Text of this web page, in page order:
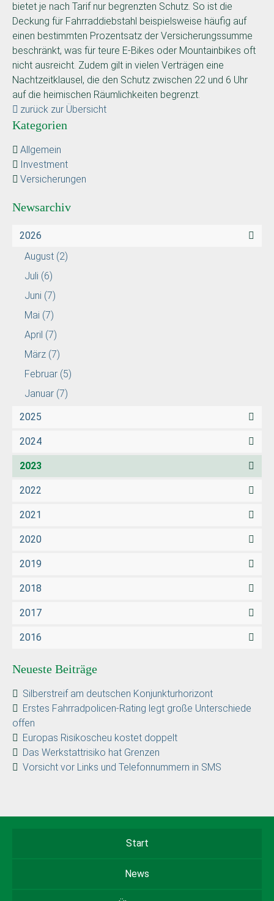
bietet je nach Tarif nur begrenzten Schutz. So ist die
Deckung für Fahrraddiebstahl beispielsweise häufig auf
einen bestimmten Prozentsatz der Versicherungssumme
beschränkt, was für teure E-Bikes oder Mountainbikes oft
nicht ausreicht. Zudem gilt in vielen Verträgen eine
Nachtzeitklausel, die den Schutz zwischen 22 und 6 Uhr
auf die heimischen Räumlichkeiten begrenzt.
zurück zur Übersicht
Kategorien
Allgemein
Investment
Versicherungen
Newsarchiv
2026
August (2)
Juli (6)
Juni (7)
Mai (7)
April (7)
März (7)
Februar (5)
Januar (7)
2025
2024
2023
2022
2021
2020
2019
2018
2017
2016
Neueste Beiträge
Silberstreif am deutschen Konjunkturhorizont
Erstes Fahrradpolicen-Rating legt große Unterschiede
offen
Europas Risikoscheu kostet doppelt
Das Werkstattrisiko hat Grenzen
Vorsicht vor Links und Telefonnummern in SMS
Start
News